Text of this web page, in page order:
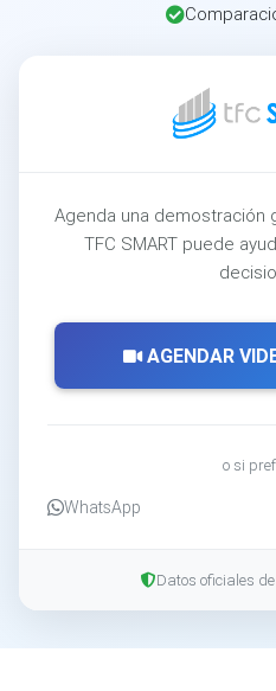
Agenda una demostración
TFC SMART puede
AGENDAR
o si
WhatsApp
Datos oficiales